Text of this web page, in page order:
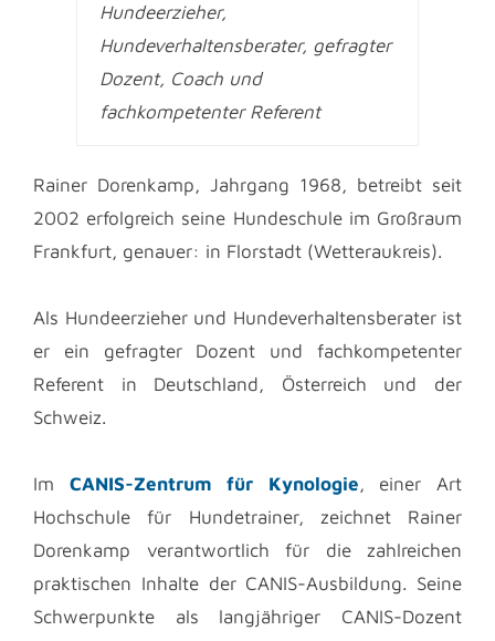
Hundeerzieher,
Hundeverhaltensberater, gefragter
Dozent, Coach und
fachkompetenter Referent
Rainer Dorenkamp, Jahrgang 1968, betreibt seit
2002 erfolgreich seine Hundeschule im Großraum
Frankfurt, genauer: in Florstadt (Wetteraukreis).
Als Hundeerzieher und Hundeverhaltensberater ist
er ein gefragter Dozent und fachkompetenter
Referent in Deutschland, Österreich und der
Schweiz.
Im CANIS-Zentrum für Kynologie, einer Art
Hochschule für Hundetrainer, zeichnet Rainer
Dorenkamp verantwortlich für die zahlreichen
praktischen Inhalte der CANIS-Ausbildung. Seine
Schwerpunkte als langjähriger CANIS-Dozent